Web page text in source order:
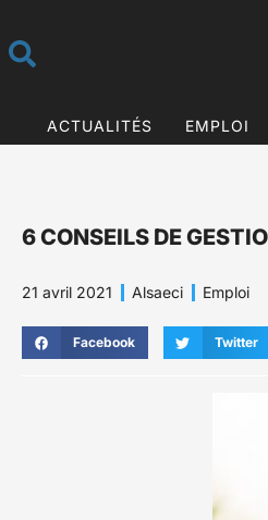
ACTUALITÉS EMPLOI
6 CONSEILS DE
21 avril 2021 Alsaeci Emploi
Facebook Twitter